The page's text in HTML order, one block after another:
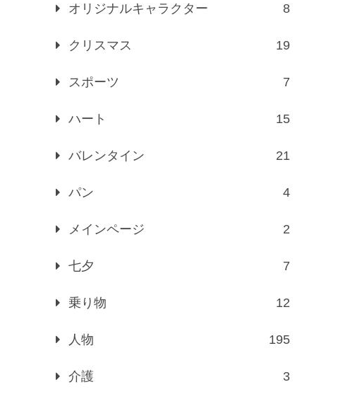
オリジナルキャラクター 8
クリスマス 19
スポーツ 7
ハート 15
バレンタイン 21
パン 4
メインページ 2
七夕 7
乗り物 12
人物 195
介護 3